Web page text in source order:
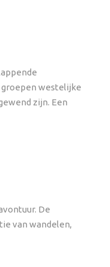
westelijke
zijn. Een
De
van wandelen,